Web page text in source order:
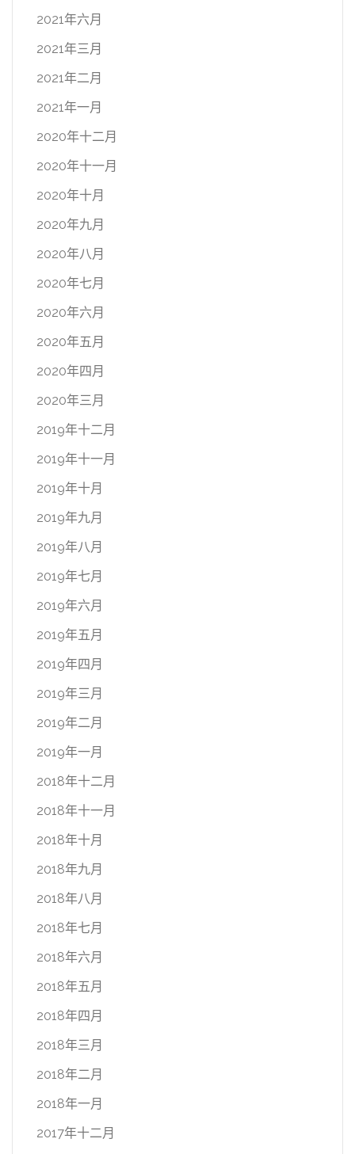
2021年六月
2021年三月
2021年二月
2021年一月
2020年十二月
2020年十一月
2020年十月
2020年九月
2020年八月
2020年七月
2020年六月
2020年五月
2020年四月
2020年三月
2019年十二月
2019年十一月
2019年十月
2019年九月
2019年八月
2019年七月
2019年六月
2019年五月
2019年四月
2019年三月
2019年二月
2019年一月
2018年十二月
2018年十一月
2018年十月
2018年九月
2018年八月
2018年七月
2018年六月
2018年五月
2018年四月
2018年三月
2018年二月
2018年一月
2017年十二月